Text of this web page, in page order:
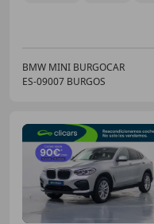
BMW MINI BURGOCAR
ES-09007 BURGOS